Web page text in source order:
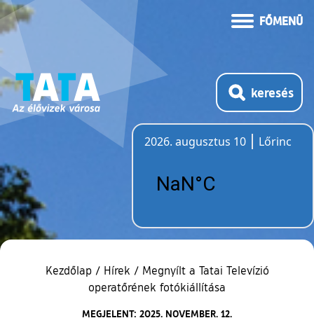
FŐMENÜ
keresés
2026. augusztus 10
Lőrinc
Kezdőlap / Hírek / Megnyílt a Tatai Televízió
operatőrének fotókiállítása
MEGJELENT: 2025. NOVEMBER. 12.